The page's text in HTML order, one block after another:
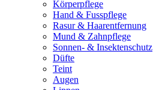
Körperpflege
Hand & Fusspflege
Rasur & Haarentfernung
Mund & Zahnpflege
Sonnen- & Insektenschutz
Düfte
Teint
Augen